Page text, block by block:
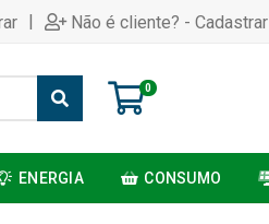
| Não é cliente? - Cadastrar
0
ENERGIA CONSUMO